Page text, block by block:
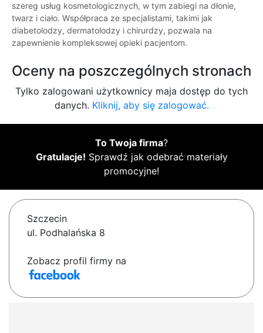
szereg usług kosmetologicznych, w tym zabiegi na dłonie,
twarz i ciało. Współpraca ze specjalistami, takimi jak
diabetolodzy, dermatolodzy i chirurdzy, pozwala na
zapewnienie kompleksowej opieki pacjentom.
Oceny na poszczególnych stronach
Tylko zalogowani użytkownicy maja dostęp do tych
danych. Kliknij, aby się zalogować.
To Twoja firma?
Gratulacje! Sprawdź jak odebrać materiały
promocyjne!
Szczecin
ul. Podhalańska 8
Zobacz profil firmy na